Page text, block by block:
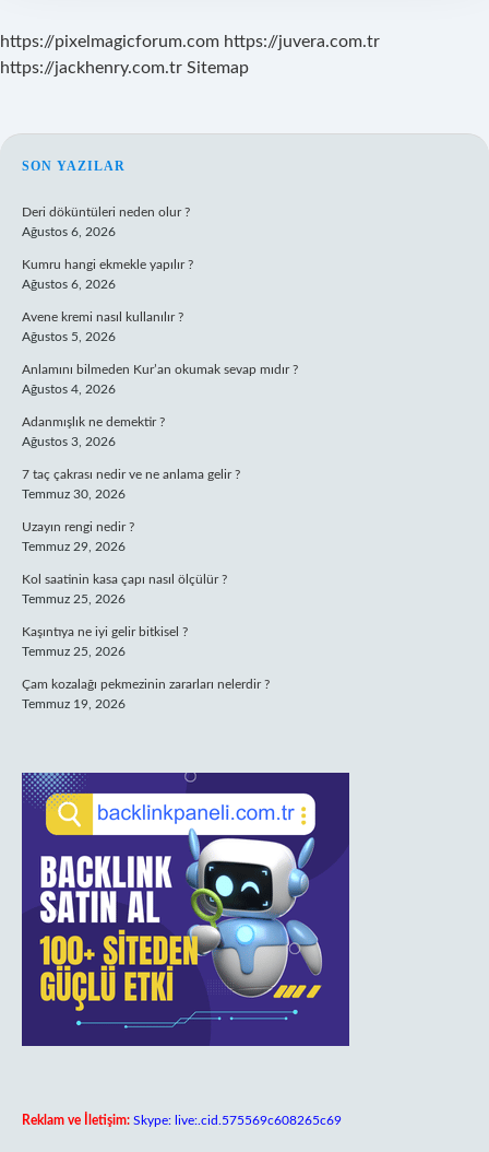
https://pixelmagicforum.com https://juvera.com.tr
https://jackhenry.com.tr Sitemap
SIDEBAR
SON YAZILAR
Deri döküntüleri neden olur ?
Ağustos 6, 2026
Kumru hangi ekmekle yapılır ?
Ağustos 6, 2026
Avene kremi nasıl kullanılır ?
Ağustos 5, 2026
Anlamını bilmeden Kur’an okumak sevap mıdır ?
Ağustos 4, 2026
Adanmışlık ne demektir ?
Ağustos 3, 2026
7 taç çakrası nedir ve ne anlama gelir ?
Temmuz 30, 2026
Uzayın rengi nedir ?
Temmuz 29, 2026
Kol saatinin kasa çapı nasıl ölçülür ?
Temmuz 25, 2026
Kaşıntıya ne iyi gelir bitkisel ?
Temmuz 25, 2026
Çam kozalağı pekmezinin zararları nelerdir ?
Temmuz 19, 2026
Reklam ve İletişim: Skype: live:.cid.575569c608265c69